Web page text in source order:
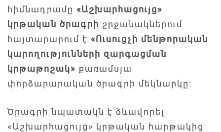
հիմնադրամը «Աշխարհացույց»
կրթական ծրագրի շրջանակներում
հայտարարում է «Ուսուցչի մենթորական
կարողությունների զարգացման
կրթաթոշակ» քառամսյա
փորձարարական ծրագրի մեկնարկը։
Ծրագրի նպատակն է ձևավորել
«Աշխարհացույց» կրթական հարթակից